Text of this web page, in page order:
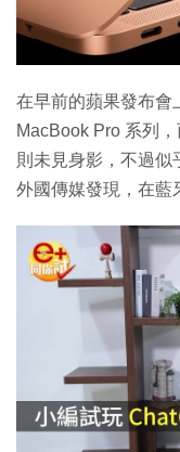
在早前的蘋果發布會
MacBook Pro 系列
則未見身影，不過似
外國傳媒發現，在藍